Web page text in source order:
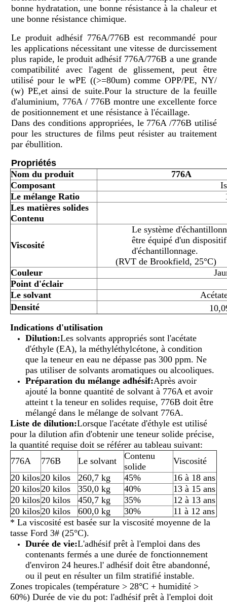
bonne hydratation, une bonne résistance à la chaleur et
une bonne résistance chimique.
Le produit adhésif 776A/776B est recommandé pour
les applications nécessitant une vitesse de durcissement
plus rapide, le produit adhésif 776A/776B a une grande
compatibilité avec l'agent de glissement, peut être
utilisé pour le wPE ((>=80um) comme OPP/PE, NY/
(w) PE,et ainsi de suite.Pour la structure de la feuille
d'aluminium, 776A / 776B montre une excellente force
de positionnement et une résistance à l'écaillage.
Dans des conditions appropriées, le 776A /776B utilisé
pour les structures de films peut résister au traitement
par ébullition.
Propriétés
Nom du produit
776A
Composant
Le mélange Ratio
Les matières solides
Contenu
Viscosité
Le système
être équipé d'un dispositif
d'échantillonnage.
(RVT de Brookfield, 25°C)
Couleur
Point d'éclair
Le solvant
Densité
Indications d'utilisation
Dilution:Les solvants appropriés sont l'acétate
d'éthyle (EA), la méthyléthylcétone, à condition
que la teneur en eau ne dépasse pas 300 ppm. Ne
pas utiliser de solvants aromatiques ou alcooliques.
Préparation du mélange adhésif:Après avoir
ajouté la bonne quantité de solvant à 776A et avoir
atteint t la teneur en solides requise, 776B doit être
mélangé dans le mélange de solvant 776A.
Liste de dilution:Lorsque l'acétate d'éthyle est utilisé
pour la dilution afin d'obtenir une teneur solide précise,
la quantité requise doit se référer au tableau suivant:
776A
776B Le solvant
Contenu
solide
Viscosité
20 kilos20 kilos 260,7 kg 45%
16 à 18 ans
20 kilos20 kilos 350,0 kg 40%
13 à 15 ans
20 kilos20 kilos 450,7 kg 35%
12 à 13 ans
20 kilos20 kilos 600,0 kg 30%
11 à 12 ans
* La viscosité est basée sur la viscosité moyenne de la
tasse Ford 3# (25°C).
Durée de vie:L'adhésif prêt à l'emploi dans des
contenants fermés a une durée de fonctionnement
d'environ 24 heures.l' adhésif doit être abandonné,
ou il peut en résulter un film stratifié instable.
Zones tropicales (température > 28°C + humidité >
60%) Durée de vie du pot: l'adhésif prêt à l'emploi doit